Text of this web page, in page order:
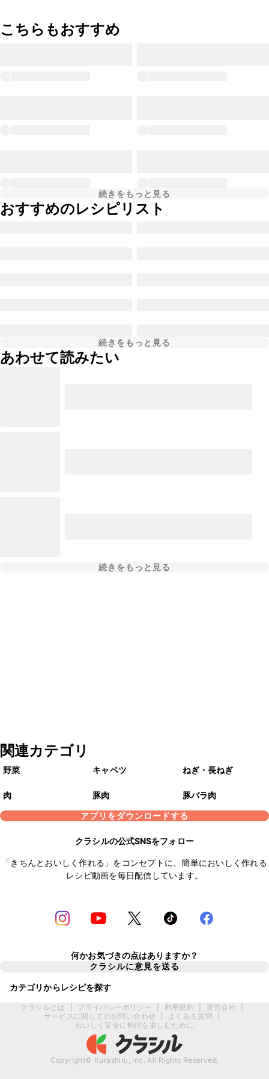
こちらもおすすめ
続きをもっと見る
おすすめのレシピリスト
続きをもっと見る
あわせて読みたい
続きをもっと見る
関連カテゴリ
野菜 キャベツ ねぎ・長ねぎ
肉 豚肉
豚バラ肉
アプリをダウンロードする
クラシルの公式SNSをフォロー
「きちんとおいしく作れる」をコンセプトに、簡単においしく作れる
レシピ動画を毎日配信しています。
何かお気づきの点はありますか？
クラシルに意見を送る
カテゴリからレシピを探す
クラシルとは プライバシーポリシー 利用規約 運営会社
サービスに関してのお問い合わせ
よくある質問
おいしく安全に料理を楽しむために
Copyright© Kurashiru, Inc. All Rights Reserved.